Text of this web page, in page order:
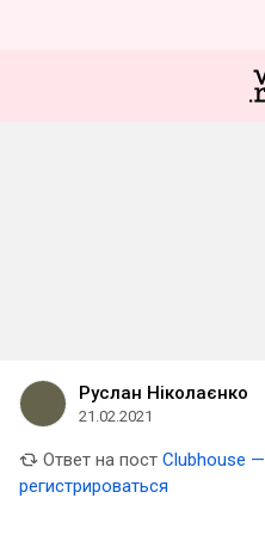
Руслан Ніколаєнко
21.02.2021
Ответ на пост Clubhouse
регистрироваться